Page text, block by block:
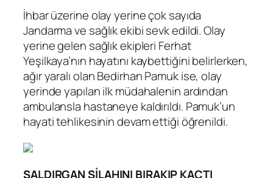
İhbar üzerine olay yerine çok sayıda
Jandarma ve sağlık ekibi sevk edildi. Olay
yerine gelen sağlık ekipleri Ferhat
Yeşilkaya’nın hayatını kaybettiğini belirlerken,
ağır yaralı olan Bedirhan Pamuk ise, olay
yerinde yapılan ilk müdahalenin ardından
ambulansla hastaneye kaldırıldı. Pamuk’un
hayati tehlikesinin devam ettiği öğrenildi.
SALDIRGAN SİLAHINI BIRAKIP KAÇTI